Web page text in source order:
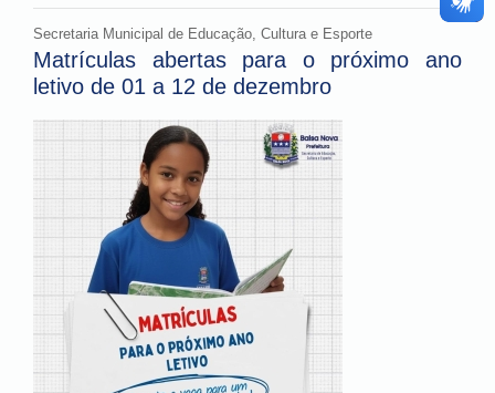
Secretaria Municipal de Educação, Cultura e Esporte
Matrículas abertas para o próximo ano
letivo de 01 a 12 de dezembro